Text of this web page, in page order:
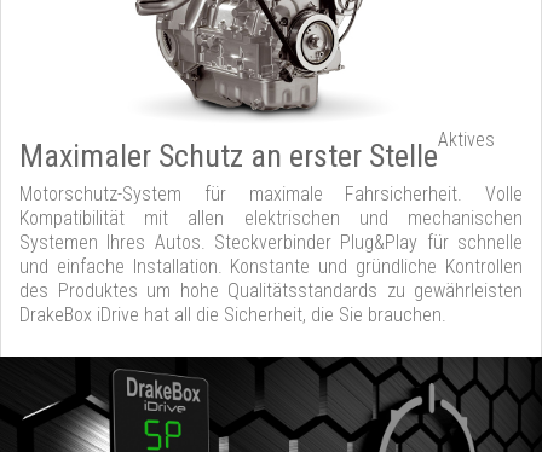
Maximaler Schutz an erster StelleAktives
Motorschutz-System für maximale Fahrsicherheit. Volle
Kompatibilität mit allen elektrischen und mechanischen
Systemen Ihres Autos. Steckverbinder Plug&Play für schnelle
und einfache Installation. Konstante und gründliche Kontrollen
des Produktes um hohe Qualitätsstandards zu gewährleisten
DrakeBox iDrive hat all die Sicherheit, die Sie brauchen.